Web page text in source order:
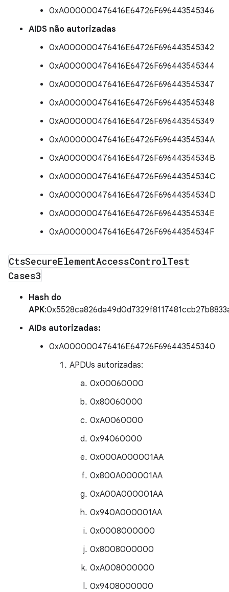
0xA000000476416E64726F696443545346
AIDS não autorizadas
0xA000000476416E64726F696443545342
0xA000000476416E64726F696443545344
0xA000000476416E64726F696443545347
0xA000000476416E64726F696443545348
0xA000000476416E64726F696443545349
0xA000000476416E64726F69644354534A
0xA000000476416E64726F69644354534B
0xA000000476416E64726F69644354534C
0xA000000476416E64726F69644354534D
0xA000000476416E64726F69644354534E
0xA000000476416E64726F69644354534F
CtsSecureElementAccessControlTest
Cases3
Hash do
APK
AIDs autorizadas:
0xA000000476416E64726F696443545340
APDUs autorizadas:
0x00060000
0x80060000
0xA0060000
0x94060000
0x000A000001AA
0x800A000001AA
0xA00A000001AA
0x940A000001AA
0x0008000000
0x8008000000
0xA008000000
0x9408000000